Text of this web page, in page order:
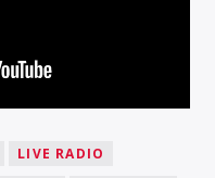
LIVE RADIO